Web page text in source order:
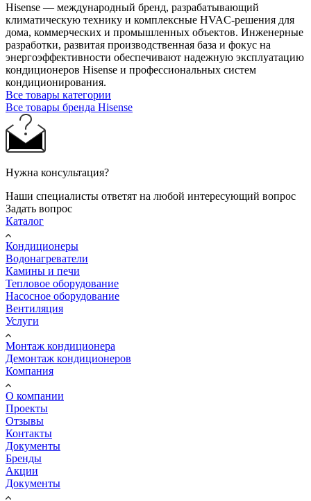
Hisense — международный бренд, разрабатывающий
климатическую технику и комплексные HVAC-решения для
дома, коммерческих и промышленных объектов. Инженерные
разработки, развитая производственная база и фокус на
энергоэффективности обеспечивают надежную эксплуатацию
кондиционеров Hisense и профессиональных систем
кондиционирования.
Все товары категории
Все товары бренда Hisense
Нужна консультация?
Наши специалисты ответят на любой интересующий вопрос
Задать вопрос
Каталог
Кондиционеры
Водонагреватели
Камины и печи
Тепловое оборудование
Насосное оборудование
Вентиляция
Услуги
Монтаж кондиционера
Демонтаж кондиционеров
Компания
О компании
Проекты
Отзывы
Контакты
Документы
Бренды
Акции
Документы